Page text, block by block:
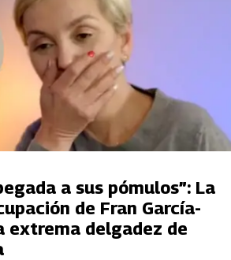
a sus pómulos”: La
de Fran García-
extrema delgadez de